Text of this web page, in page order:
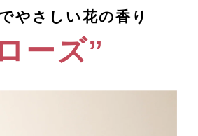
やさしい花の香り
ーズ”